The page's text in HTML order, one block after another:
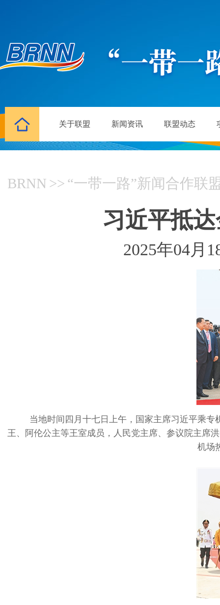
关于联盟 新闻资讯 联盟动态
BRNN >> “一带一路”新闻合作联
习近平抵
2025年04月
当地时间四月十七日上午，国家主席习近平乘专
王、阿伦公主等王室成员，人民党主席、参议院主席
机场